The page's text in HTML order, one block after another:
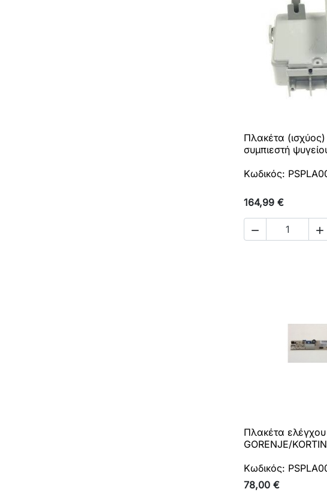
 Γρήγορη
Πλακέτα
συμπιεστή
Κωδικός:
164,99 €
 
 Γρήγορη
Πλακέτα
GORENJE/
Κωδικός:
78,00 €